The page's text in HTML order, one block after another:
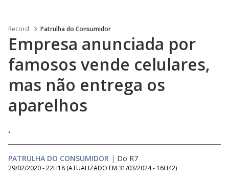
Record Patrulha do Consumidor
Empresa anunciada por
famosos vende celulares,
mas não entrega os
aparelhos
.
PATRULHA DO CONSUMIDOR | Do R7
29/02/2020 - 22H18 (ATUALIZADO EM 31/03/2024 - 16H42)